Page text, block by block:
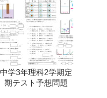
中学3年理科2学期定
期テスト予想問題